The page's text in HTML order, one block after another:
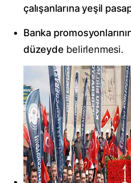
çalışanlarına yeşil
Banka
düzeyde belirlenmesi.